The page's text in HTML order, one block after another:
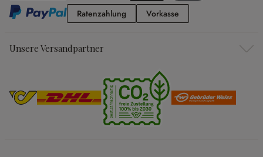
RatenzahlungRatenzahlung
Vorkasse
Unsere Versandpartner